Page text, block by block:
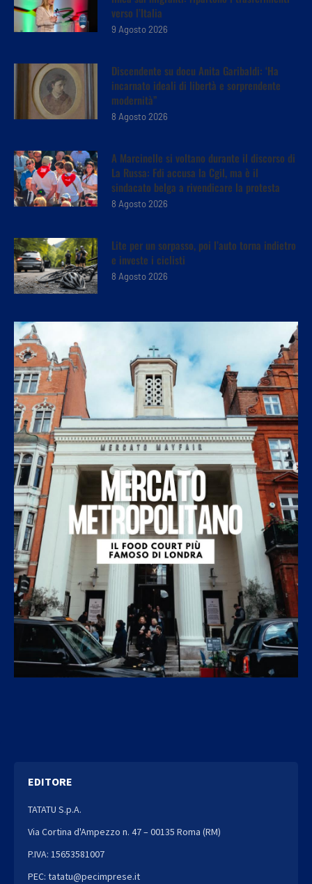
verso l’Italia
9 Agosto 2026
Discendente su docu Anita Garibaldi: ‘Ha
incarnato ideali di libertà e sorprendente
modernità”
8 Agosto 2026
A Marcinelle si voltano durante il discorso di
La Russa: Fdi accusa la Cgil, ma è il
sindacato belga a rivendicare la protesta
8 Agosto 2026
Lite per un sorpasso, poi l’auto torna indietro
e investe i ciclisti
8 Agosto 2026
EDITORE
TATATU S.p.A.
Via Cortina d'Ampezzo n. 47 – 00135 Roma (RM)
P.IVA: 15653581007
PEC: tatatu@pecimprese.it